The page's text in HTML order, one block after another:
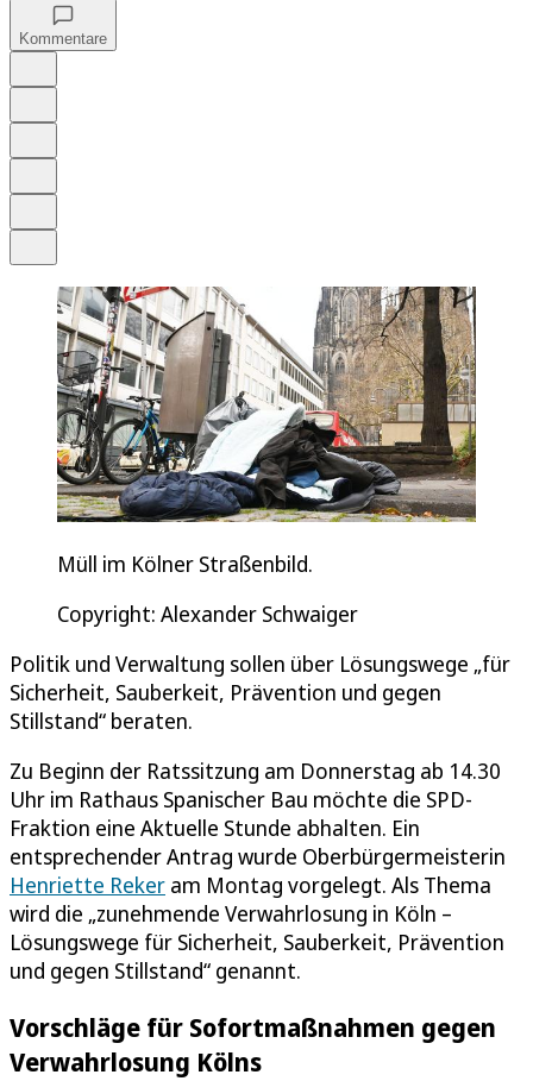
Kommentare
Müll im Kölner Straßenbild.
Copyright: Alexander Schwaiger
Politik und Verwaltung sollen über Lösungswege „für
Sicherheit, Sauberkeit, Prävention und gegen
Stillstand“ beraten.
Zu Beginn der Ratssitzung am Donnerstag ab 14.30
Uhr im Rathaus Spanischer Bau möchte die SPD-
Fraktion eine Aktuelle Stunde abhalten. Ein
entsprechender Antrag wurde Oberbürgermeisterin
Henriette Reker am Montag vorgelegt. Als Thema
wird die „zunehmende Verwahrlosung in Köln –
Lösungswege für Sicherheit, Sauberkeit, Prävention
und gegen Stillstand“ genannt.
Vorschläge für Sofortmaßnahmen gegen
Verwahrlosung Kölns